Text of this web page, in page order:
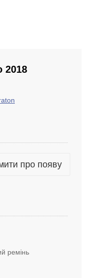
2018
про появу
ремінь